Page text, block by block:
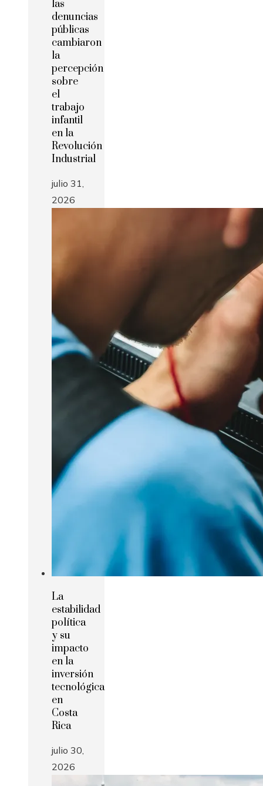
las
denuncias
públicas
cambiaron
la
percepción
sobre
el
trabajo
infantil
en la
Revolución
Industrial
julio 31,
2026
La
estabilidad
política
y su
impacto
en la
inversión
tecnológica
en
Costa
Rica
julio 30,
2026